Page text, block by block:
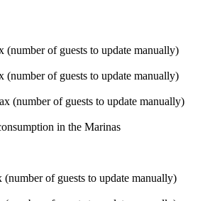
(number of guests to update manually)
(number of guests to update manually)
(number of guests to update manually)
in the Marinas
of guests to update manually)